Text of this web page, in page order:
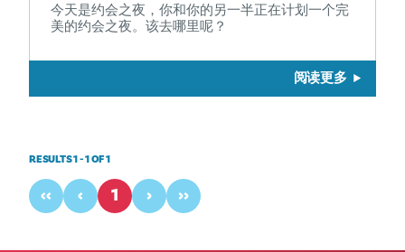
今天是约会之夜，你和你的另一半正在计划一个完
美的约会之夜。该去哪里呢？
阅读更多
RESULTS 1 - 1 OF 1
‹‹ ‹ 1 › ››